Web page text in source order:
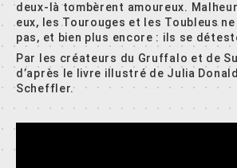
deux-là tombèrent amoureux.
eux, les Tourouges et les Toubleus
pas, et bien plus encore : ils se
Par les créateurs du Gruffalo et de
d’après le livre illustré de Julia
Scheffler.